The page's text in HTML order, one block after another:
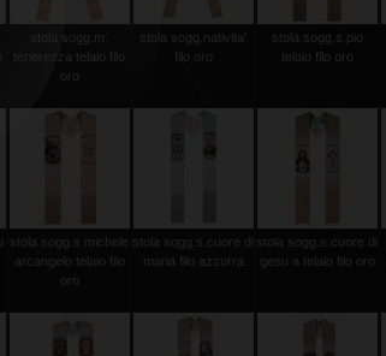
stola sogg.m.
tenerezza telaio filo
oro
stola sogg.nativita'
filo oro
stola sogg.s.pio
telaio filo oro
stola sogg.s.michele
arcangelo telaio filo
oro
stola sogg.s.cuore di
maria filo azzurra
stola sogg.s.cuore di
gesu a telaio filo oro